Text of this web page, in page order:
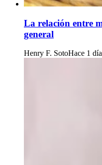
La relación entre
general
Henry F. SotoHace 1 día